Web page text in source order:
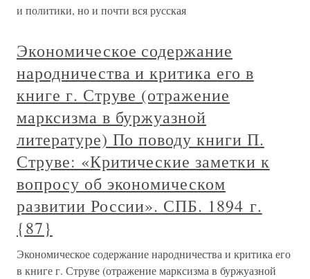
и политики, но и почти вся русская
Экономическое содержание
народничества и критика его в
книге г. Струве (отражение
марксизма в буржуазной
литературе) По поводу книги П.
Струве: «Критические заметки к
вопросу об экономическом
развитии России». СПБ. 1894 г.
{87}
Экономическое содержание народничества и критика его
в книге г. Струве (отражение марксизма в буржуазной